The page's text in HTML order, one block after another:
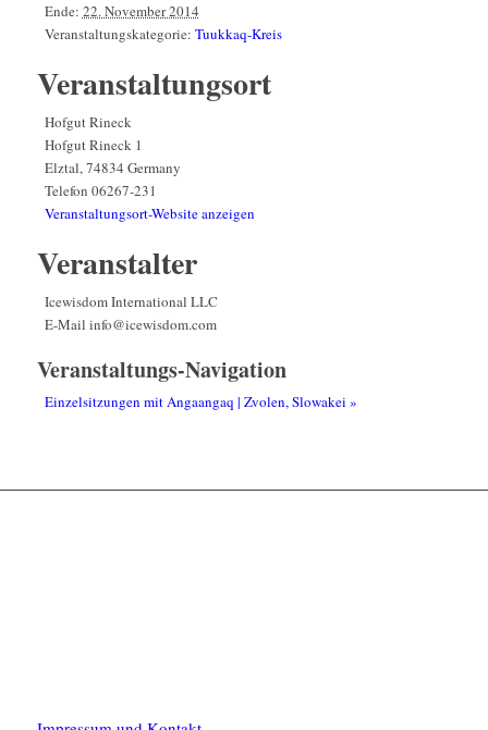
Ende: 22. November 2014
Veranstaltungskategorie: Tuukkaq-Kreis
Veranstaltungsort
Hofgut Rineck
Hofgut Rineck 1
Elztal,74834 Germany
Telefon 06267-231
Veranstaltungsort-Website anzeigen
Veranstalter
Icewisdom International LLC
E-Mail info@icewisdom.com
Veranstaltungs-Navigation
Einzelsitzungen mit Angaangaq | Zvolen, Slowakei »